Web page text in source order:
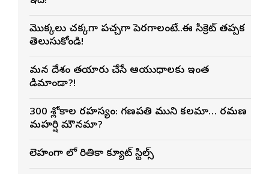
మొక్కలు చక్కగా పచ్చగా పెరగాలంటే..ఈ సీక్రెట్ తప్పక
తెలుసుకోండి!
మన దేశం తయారు చేసే ఆయుధాలకు ఇంత
డిమాండా?!
300 శ్లోకాల రహస్యం: గణపతి ముని కలమా… రమణ
మహర్షి మౌనమా?
లెహంగా లో రితికా క్యూట్ స్టిల్స్